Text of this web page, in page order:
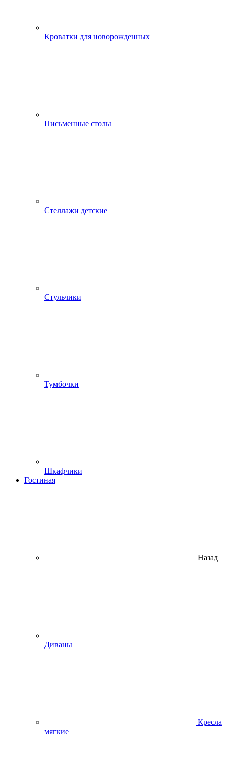
Кроватки для новорожденных
Письменные столы
Стеллажи детские
Стульчики
Тумбочки
Шкафчики
Гостиная
Назад
Диваны
Кресла
мягкие